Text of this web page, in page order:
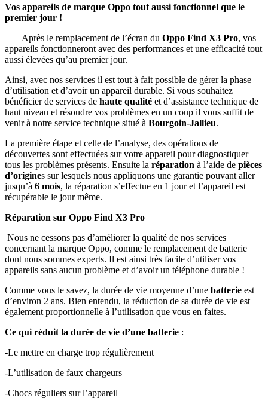
Vos appareils de marque Oppo tout aussi fonctionnel que le
premier jour !
Après le remplacement de l’écran du Oppo Find X3 Pro, vos
appareils fonctionneront avec des performances et une efficacité tout
aussi élevées qu’au premier jour.
Ainsi, avec nos services il est tout à fait possible de gérer la phase
d’utilisation et d’avoir un appareil durable. Si vous souhaitez
bénéficier de services de haute qualité et d’assistance technique de
haut niveau et résoudre vos problèmes en un coup il vous suffit de
venir à notre service technique situé à Bourgoin-Jallieu.
La première étape et celle de l’analyse, des opérations de
découvertes sont effectuées sur votre appareil pour diagnostiquer
tous les problèmes présents. Ensuite la réparation à l’aide de pièces
d’origines sur lesquels nous appliquons une garantie pouvant aller
jusqu’à 6 mois, la réparation s’effectue en 1 jour et l’appareil est
récupérable le jour même.
Réparation sur Oppo Find X3 Pro
Nous ne cessons pas d’améliorer la qualité de nos services
concernant la marque Oppo, comme le remplacement de batterie
dont nous sommes experts. Il est ainsi très facile d’utiliser vos
appareils sans aucun problème et d’avoir un téléphone durable !
Comme vous le savez, la durée de vie moyenne d’une batterie est
d’environ 2 ans. Bien entendu, la réduction de sa durée de vie est
également proportionnelle à l’utilisation que vous en faites.
Ce qui réduit la durée de vie d’une batterie :
-Le mettre en charge trop régulièrement
-L’utilisation de faux chargeurs
-Chocs réguliers sur l’appareil